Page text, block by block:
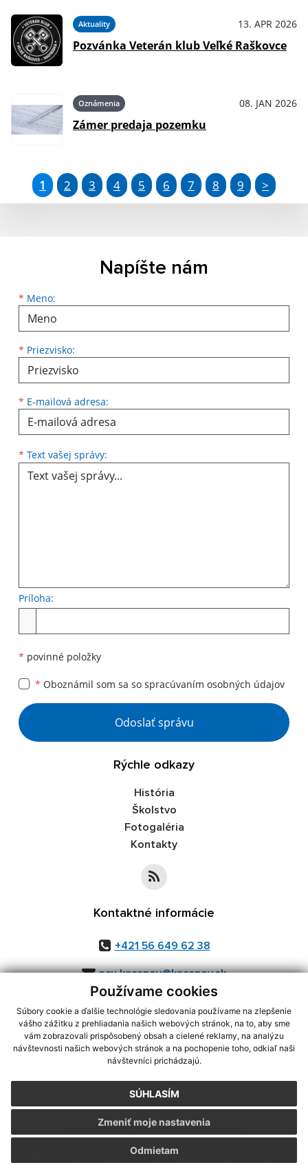
Používame cookies
Súbory cookie a ďalšie technológie sledovania používame na zlepšenie
vášho zážitku z prehliadania našich webových stránok, na to, aby sme
vám zobrazovali prispôsobený obsah a cielené reklamy, na analýzu
návštevnosti našich webových stránok a na pochopenie toho, odkiaľ naši
návštevníci prichádzajú.
SÚHLASÍM
Odmietam
Zmeniť moje nastavenia
Aktuality 13. APR 2026
Pozvánka Veterán klub Veľké Raškovce
Oznámenia 08. JAN 2026
Zámer predaja pozemku
1 2 3 4 5 6 7 8 9 >
Napíšte nám
* Meno:
Meno
* Priezvisko:
Priezvisko
* E-mailová adresa:
E-mailová adresa
* Text vašej správy:
Príloha:
* povinné položky
* Oboznámil som sa so spracúvaním osobných údajov
Google reCaptcha Response
Odoslať správu
Rýchle odkazy
História
Školstvo
Fotogaléria
Kontakty
Kontaktné informácie
+421 56 649 62 38
ocu.kacanov@kacanov.sk
využite možnosť získavania aktuálnych informácií s využitím RSS
CMS systém (redakčný) systém ECHELON 2,Mapa stránok,web portál
webex.digital, s.r.o.,domény,registrácia domény
Posledná aktualizácia:06.08.2026
Vytlačiť stránku|Vyhlásenie o prístupnosti